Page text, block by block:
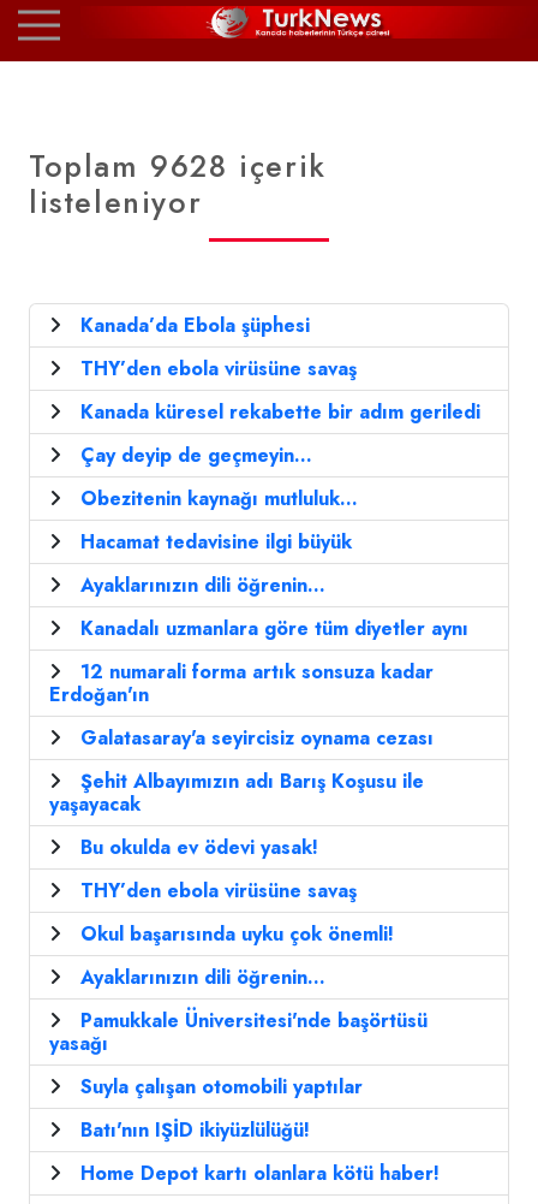
Toplam 9628 içerik
listeleniyor
Kanada’da Ebola şüphesi
THY’den ebola virüsüne savaş
Kanada küresel rekabette bir adım geriledi
Çay deyip de geçmeyin...
Obezitenin kaynağı mutluluk...
Hacamat tedavisine ilgi büyük
Ayaklarınızın dili öğrenin...
Kanadalı uzmanlara göre tüm diyetler aynı
12 numarali forma artık sonsuza kadar
Erdoğan'ın
Galatasaray'a seyircisiz oynama cezası
Şehit Albayımızın adı Barış Koşusu ile
yaşayacak
Bu okulda ev ödevi yasak!
THY’den ebola virüsüne savaş
Okul başarısında uyku çok önemli!
Ayaklarınızın dili öğrenin...
Pamukkale Üniversitesi'nde başörtüsü
yasağı
Suyla çalışan otomobili yaptılar
Batı'nın IŞİD ikiyüzlülüğü!
Home Depot kartı olanlara kötü haber!